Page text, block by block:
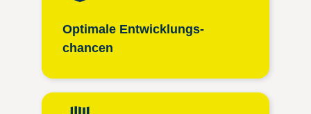
Optimale Entwicklungs­
chancen